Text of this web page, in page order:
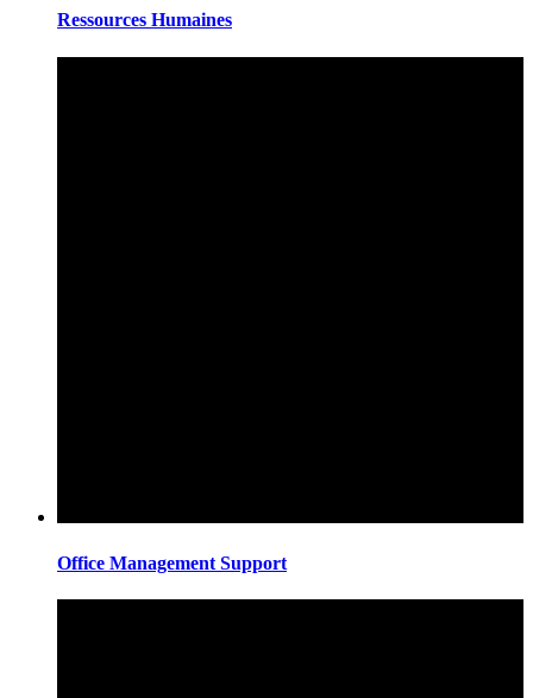
Ressources Humaines
Office Management Support